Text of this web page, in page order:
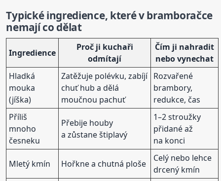
Typické ingredience, které v bramboračce
nemají co dělat
Ingredience
Proč ji kuchaři
odmítají
Čím ji nahradit
nebo vynechat
Hladká
mouka
(jíška)
Zatěžuje polévku, zabíjí
chuť hub a dělá
moučnou pachuť
Rozvařené
brambory,
redukce, čas
Příliš
mnoho
česneku
Přebije houby
a zůstane štiplavý
1–2 stroužky
přidané až
na konci
Mletý kmín Hořkne a chutná ploše
Celý nebo lehce
drcený kmín